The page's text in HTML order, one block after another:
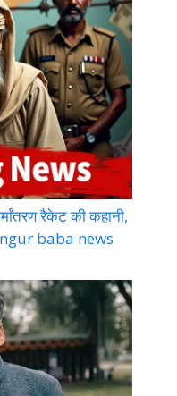
रैकेट की कहानी,
baba news